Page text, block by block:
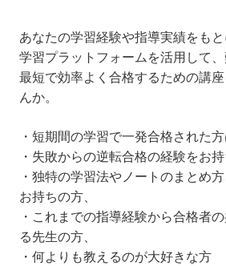
あなたの学習経験や指導実績をも
学習プラットフォームを活用して
最短で効率よく合格するための講
んか。
・短期間の学習で一発合格された
・失敗からの逆転合格の経験をお持
・独特の学習法やノートのまとめ
お持ちの方、
・これまでの指導経験から合格者
る先生の方、
・何よりも教えるのが大好きな方